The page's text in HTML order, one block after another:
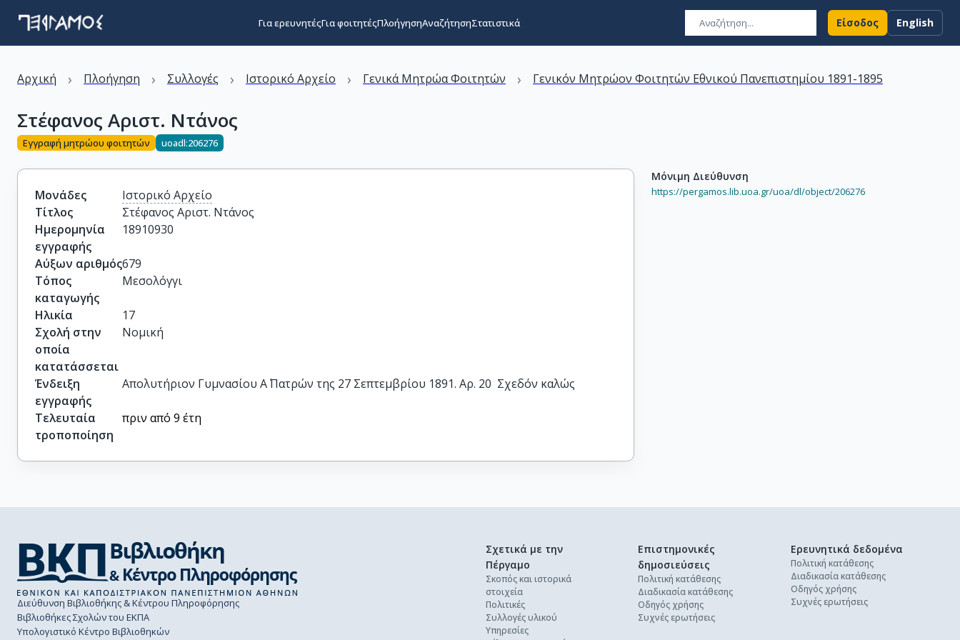
Για ερευνητέςΓια φοιτητέςΠλοήγησηΑναζήτησηΣτατιστικά Είσοδος English
Αρχική › Πλοήγηση › Συλλογές › Ιστορικό Αρχείο › Γενικά Μητρώα Φοιτητών › Γενικόν Μητρώον Φοιτητών Εθνικού Πανεπιστημίου 1891-1895
Στέφανος Αριστ. Ντάνος
Εγγραφή μητρώου φοιτητών uoadl:206276
Μονάδες
Ιστορικό Αρχείο
Τίτλος
Στέφανος Αριστ. Ντάνος
Ημερομηνία
εγγραφής
18910930
Αύξων αριθμός679
Τόπος
καταγωγής
Μεσολόγγι
Ηλικία
17
Σχολή στην
οποία
κατατάσσεται
Νομική
Ένδειξη
εγγραφής
Απολυτήριον Γυμνασίου Α΄ Πατρών της 27 Σεπτεμβρίου 1891. Αρ. 20  Σχεδόν καλώς
Τελευταία
τροποποίηση
πριν από 9 έτη
Μόνιμη Διεύθυνση
https://pergamos.lib.uoa.gr/uoa/dl/object/206276
Διεύθυνση Βιβλιοθήκης & Κέντρου Πληροφόρησης
Βιβλιοθήκες Σχολών του ΕΚΠΑ
Υπολογιστικό Κέντρο Βιβλιοθηκών
Σχετικά με την
Πέργαμο
Σκοπός και ιστορικά
στοιχεία
Πολιτικές
Συλλογές υλικού
Υπηρεσίες
Επιστημονικές
δημοσιεύσεις
Πολιτική κατάθεσης
Διαδικασία κατάθεσης
Οδηγός χρήσης
Συχνές ερωτήσεις
Ερευνητικά δεδομένα
Πολιτική κατάθεσης
Διαδικασία κατάθεσης
Οδηγός χρήσης
Συχνές ερωτήσεις